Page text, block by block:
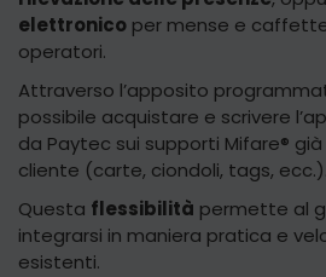
elettronico per mense e
operatori.
Attraverso l’apposito
possibile acquistare e scrivere
da Paytec sui supporti Mifare®
cliente (carte, ciondoli, tags, ecc.).
Questa flessibilità permette al
integrarsi in maniera pratica e
esistenti.